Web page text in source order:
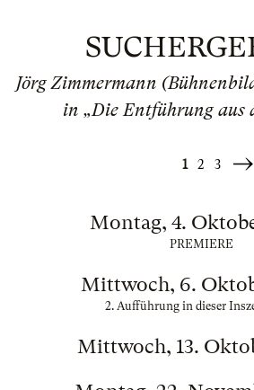
Jörg Zimmermann
in „Die Entführung aus
1 2 3
Montag, 4.
PREMIERE
Mittwoch, 6.
2. Aufführung in dieser
Mittwoch, 13.